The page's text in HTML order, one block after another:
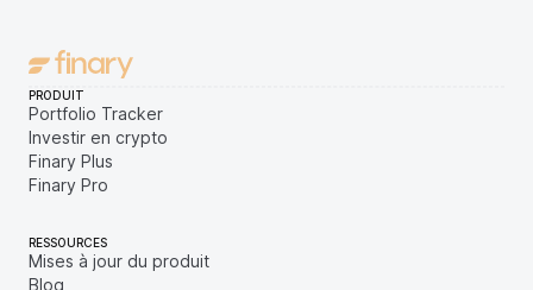
PRODUIT
Portfolio Tracker
Investir en crypto
Finary Plus
Finary Pro
RESSOURCES
Mises à jour du produit
Blog